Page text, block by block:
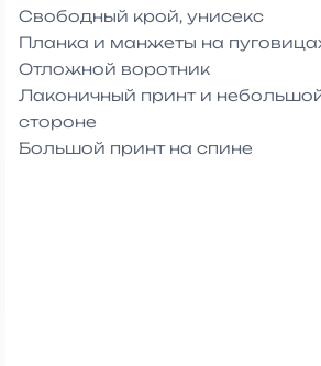
Свободный крой, унисекс
Планка и манжеты на
Отложной воротник
Лаконичный принт и
стороне
Большой принт на спине